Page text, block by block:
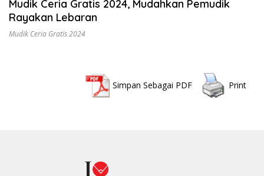
Mudik Ceria Gratis 2024, Mudahkan Pemudik
Rayakan Lebaran
Mudik Ceria Gratis 2024
Simpan Sebagai PDF Print